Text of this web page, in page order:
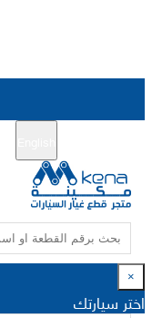
×
اختر سيارتك